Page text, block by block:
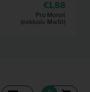
1,88
Pro Monat
(exklusiv MwSt)